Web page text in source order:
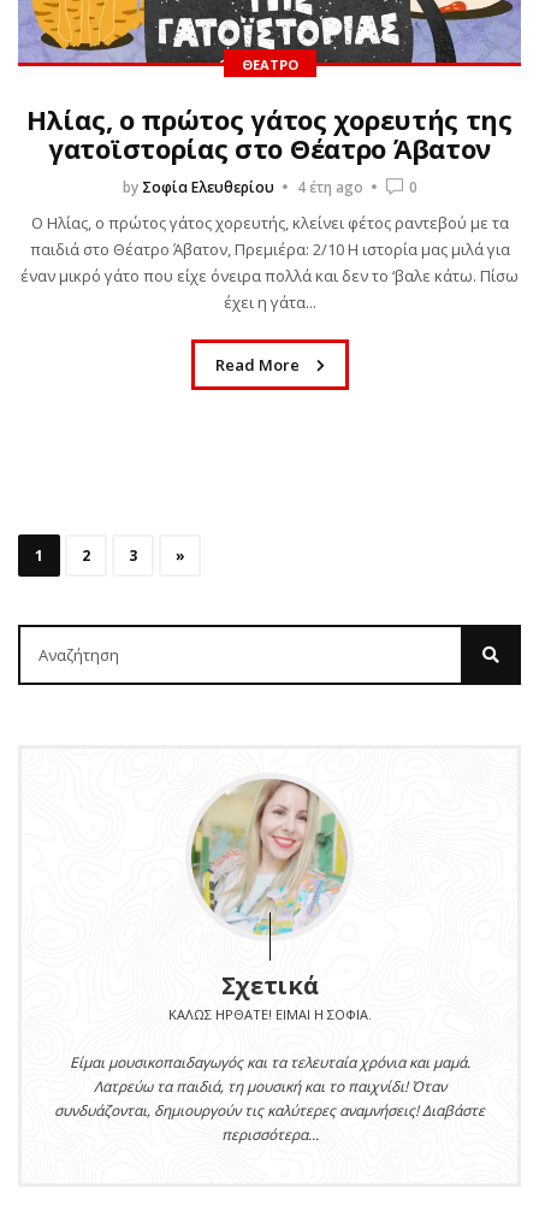
ΘΈΑΤΡΟ
Ηλίας, ο πρώτος γάτος χορευτής της
γατοϊστορίας στο Θέατρο Άβατον
by Σοφία Ελευθερίου 4 έτη ago 0
Ο Ηλίας, ο πρώτος γάτος χορευτής, κλείνει φέτος ραντεβού με τα
παιδιά στο Θέατρο Άβατον, Πρεμιέρα: 2/10 Η ιστορία μας μιλά για
έναν μικρό γάτο που είχε όνειρα πολλά και δεν το ‘βαλε κάτω. Πίσω
έχει η γάτα...
Read More
1 2 3 »
Σχετικά
ΚΑΛΏΣ ΉΡΘΑΤΕ! ΕΊΜΑΙ Η ΣΟΦΊΑ.
Είμαι μουσικοπαιδαγωγός και τα τελευταία χρόνια και μαμά.
Λατρεύω τα παιδιά, τη μουσική και το παιχνίδι! Όταν
συνδυάζονται, δημιουργούν τις καλύτερες αναμνήσεις! Διαβάστε
περισσότερα...